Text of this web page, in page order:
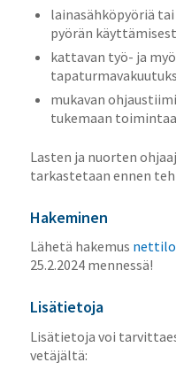
lainasähköpyöriä
pyörän
kattavan työ- ja
mukavan
tukemaan
Lasten ja nuorten
tarkastetaan ennen
Hakeminen
Lähetä hakemus
25.2.2024 mennessä!
Lisätietoja
Lisätietoja voi
vetäjältä: